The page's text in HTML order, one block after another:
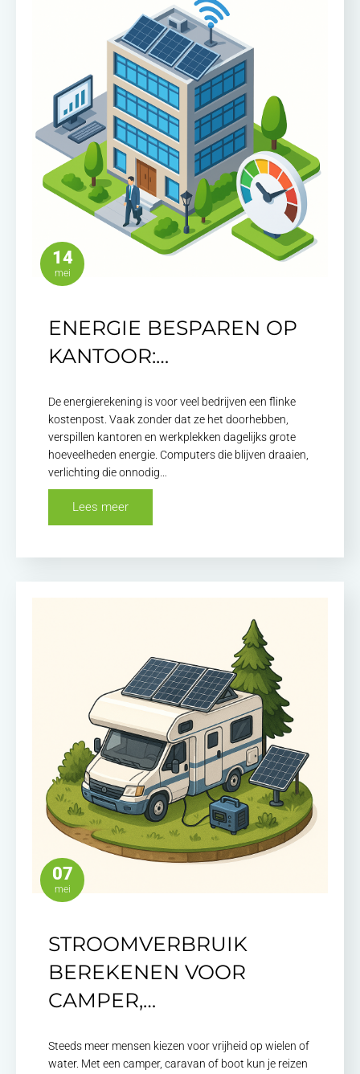
14
mei
ENERGIE BESPAREN OP
KANTOOR:…
De energierekening is voor veel bedrijven een flinke
kostenpost. Vaak zonder dat ze het doorhebben,
verspillen kantoren en werkplekken dagelijks grote
hoeveelheden energie. Computers die blijven draaien,
verlichting die onnodig…
Lees meer
07
mei
STROOMVERBRUIK
BEREKENEN VOOR
CAMPER,…
Steeds meer mensen kiezen voor vrijheid op wielen of
water. Met een camper, caravan of boot kun je reizen